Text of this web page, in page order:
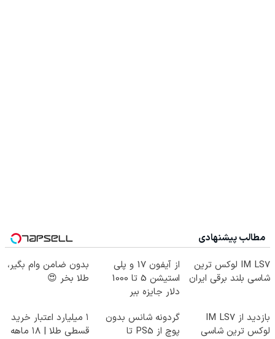
مطالب پیشنهادی
IM LS7 لوکس ترین
شاسی بلند برقی ایران
از آیفون 17 و پلی
استیشن 5 تا 1000
دلار جایزه ببر
بدون ضامن وام بگیر،
طلا بخر 😍
بازدید از IM LS7
لوکس ترین شاسی
گردونه شانس بدون
پوچ از PS5 تا
۱ میلیارد اعتبار خرید
قسطی طلا | ۱۸ ماهه